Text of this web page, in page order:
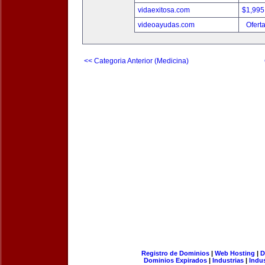
vidaexitosa.com
videoayudas.com
<< Categoria Anterior (Medicina)
Registro de Dominios| Web Hosting |
Dominios Expirados | Industrias |